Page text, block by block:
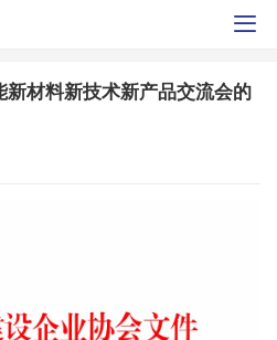
新材料新技术新产品交流会的